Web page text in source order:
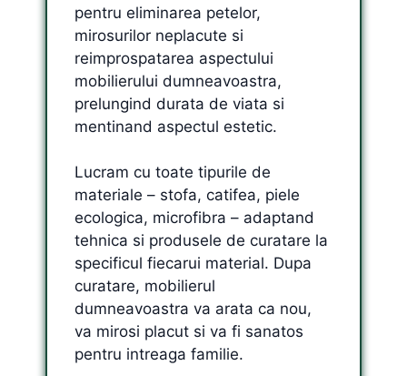
pentru eliminarea petelor,
mirosurilor neplacute si
reimprospatarea aspectului
mobilierului dumneavoastra,
prelungind durata de viata si
mentinand aspectul estetic.
Lucram cu toate tipurile de
materiale – stofa, catifea, piele
ecologica, microfibra – adaptand
tehnica si produsele de curatare la
specificul fiecarui material. Dupa
curatare, mobilierul
dumneavoastra va arata ca nou,
va mirosi placut si va fi sanatos
pentru intreaga familie.